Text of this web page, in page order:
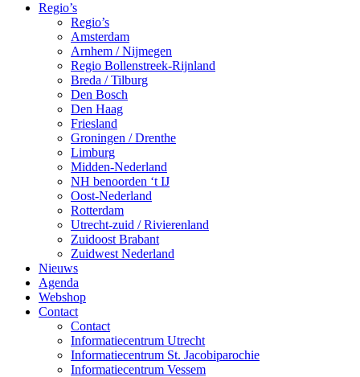
Regio’s
Regio’s
Amsterdam
Arnhem / Nijmegen
Regio Bollenstreek-Rijnland
Breda / Tilburg
Den Bosch
Den Haag
Friesland
Groningen / Drenthe
Limburg
Midden-Nederland
NH benoorden ‘t IJ
Oost-Nederland
Rotterdam
Utrecht-zuid / Rivierenland
Zuidoost Brabant
Zuidwest Nederland
Nieuws
Agenda
Webshop
Contact
Contact
Informatiecentrum Utrecht
Informatiecentrum St. Jacobiparochie
Informatiecentrum Vessem